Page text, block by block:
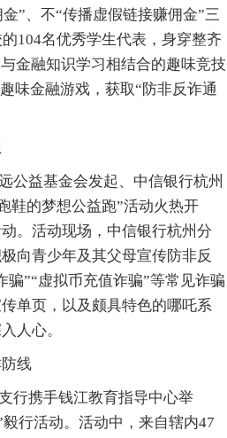
”、不“传播虚假链接赚佣金”三
104名优秀学生代表，身穿整齐
金融知识学习相结合的趣味竞技
味金融游戏，获取“防非反诈通
公益基金会发起、中信银行杭州
鞋的梦想公益跑”活动火热开
。活动现场，中信银行杭州分
向青少年及其父母宣传防非反
”“虚拟币充值诈骗”等常见诈骗
单页，以及颇具特色的哪吒系
人心。
线
行携手钱江教育指导中心举
毅行活动。活动中，来自辖内47